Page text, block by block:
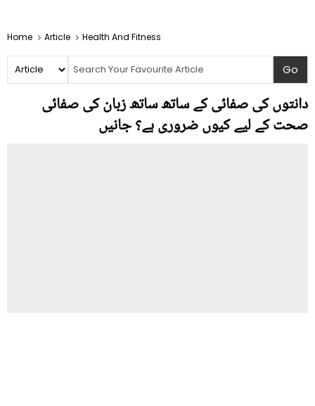
Home Article Health And Fitness
دانتوں کی صفائی کے ساتھ ساتھ زبان کی صفائی
صحت کے لیے کیوں ضروری ہے؟ جانیں